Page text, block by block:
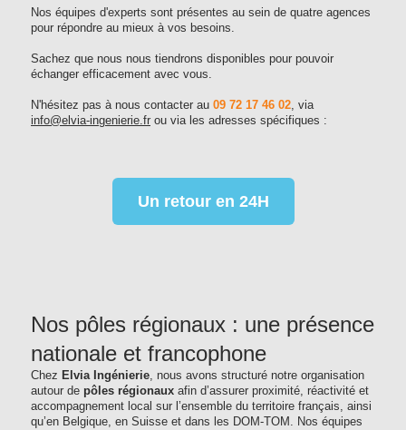
Nos équipes d'experts sont présentes au sein de quatre agences
pour répondre au mieux à vos besoins.
Sachez que nous nous tiendrons disponibles pour pouvoir
échanger efficacement avec vous.
N'hésitez pas à nous contacter au 09 72 17 46 02, via
info@elvia-ingenierie.fr ou via les adresses spécifiques :
Un retour en 24H
Nos pôles régionaux : une présence
nationale et francophone
Chez Elvia Ingénierie, nous avons structuré notre organisation
autour de pôles régionaux afin d’assurer proximité, réactivité et
accompagnement local sur l’ensemble du territoire français, ainsi
qu’en Belgique, en Suisse et dans les DOM-TOM. Nos équipes